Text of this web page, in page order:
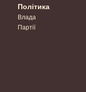
Політика
Влада
Партії